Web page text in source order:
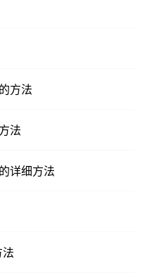
方法
法
详细方法